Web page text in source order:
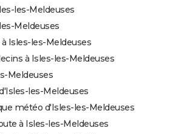
les-Meldeuses
Meldeuses
Isles-les-Meldeuses
à Isles-les-Meldeuses
Meldeuses
les-Meldeuses
météo d'Isles-les-Meldeuses
à Isles-les-Meldeuses